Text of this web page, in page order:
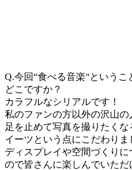
Q.今回“食べる音楽“という
どこですか？
カラフルなシリアルです！
私のファンの方以外の沢山
足を止めて写真を撮りたく
イーツという点にこだわりま
ディスプレイや空間づくり
ので皆さんに楽しんでいただ